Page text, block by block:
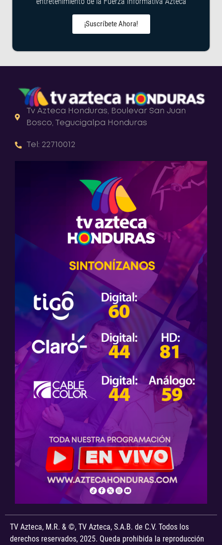
¡Suscríbete Ahora!
Tv Azteca Honduras, Boulevar San Juan
Bosco, Tegucigalpa Honduras
Tel: 22710012
TV Azteca, M.R. & ©, TV Azteca, S.A.B. de C.V. Todos los
derechos reservados, 2025. Queda prohibida la reproducción